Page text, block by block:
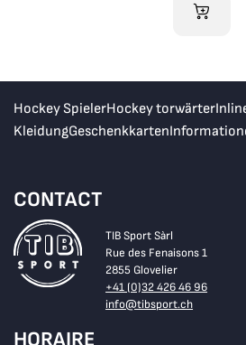
IM
Hockey SpielerHockey torwärter
KleidungGeschenkkarten
CONTACT
TIB Sport Sàrl
Rue des Fenaisons 1
2855 Glovelier
+41 (0)32 426 46 96
info@tibsport.ch
HORAIRE